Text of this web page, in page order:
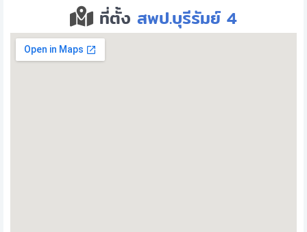
ที่ตั้ง สพป.บุรีรัมย์ 4